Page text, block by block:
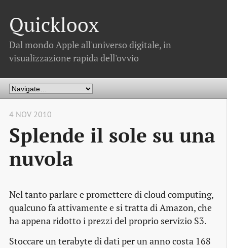
Quickloox
Dal mondo Apple all'universo digitale, in
visualizzazione rapida dell'ovvio
4 NOV 2010
Splende il sole su una
nuvola
Nel tanto parlare e promettere di cloud computing,
qualcuno fa attivamente e si tratta di Amazon, che
ha appena ridotto i prezzi del proprio servizio S3.
Stoccare un terabyte di dati per un anno costa 168